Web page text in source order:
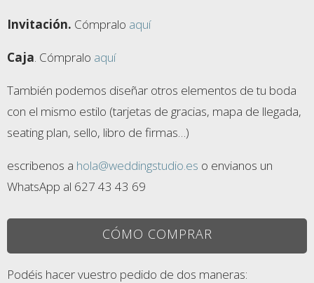
Invitación. Cómpralo aquí
Caja. Cómpralo aquí
También podemos diseñar otros elementos de tu boda
con el mismo estilo (tarjetas de gracias, mapa de llegada,
seating plan, sello, libro de firmas…)
escribenos a hola@weddingstudio.es o envianos un
WhatsApp al 627 43 43 69
CÓMO COMPRAR
Podéis hacer vuestro pedido de dos maneras: